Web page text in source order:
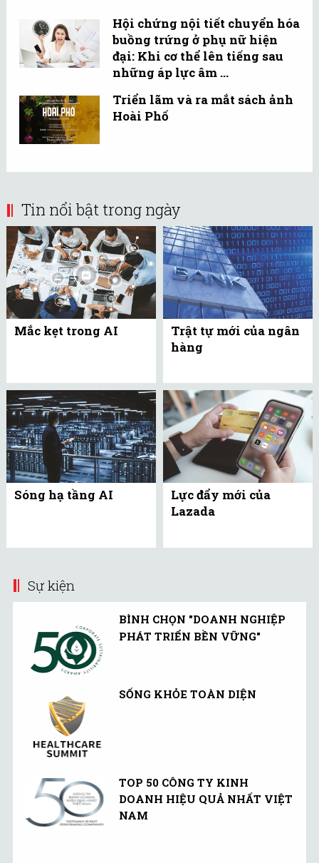
Hội chứng nội tiết chuyển hóa
buồng trứng ở phụ nữ hiện
đại: Khi cơ thể lên tiếng sau
những áp lực âm ...
Triển lãm và ra mắt sách ảnh
Hoài Phố
Tin nổi bật trong ngày
Mắc kẹt trong AI
Trật tự mới của ngân
hàng
Sóng hạ tầng AI
Lực đẩy mới của
Lazada
Sự kiện
BÌNH CHỌN "DOANH NGHIỆP
PHÁT TRIỂN BỀN VỮNG"
SỐNG KHỎE TOÀN DIỆN
TOP 50 CÔNG TY KINH
DOANH HIỆU QUẢ NHẤT VIỆT
NAM